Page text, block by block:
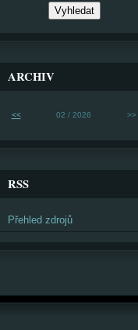
ARCHIV
<< 02 / 2026 >>
RSS
Přehled zdrojů